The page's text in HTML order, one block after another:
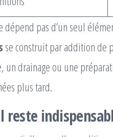
pas d’un seul
se construit par addition de
un drainage ou une
plus tard.
reste